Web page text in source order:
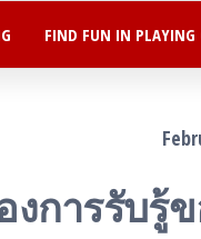
FIND FUN IN PLAYING
การรับรู้